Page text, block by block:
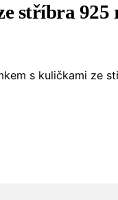
stříbra 925
s kuličkami ze